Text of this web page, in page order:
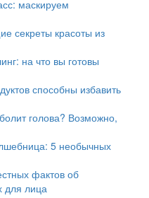
маскируем
секреты красоты из
на что вы готовы
способны избавить
голова? Возможно,
5 необычных
фактов об
для лица